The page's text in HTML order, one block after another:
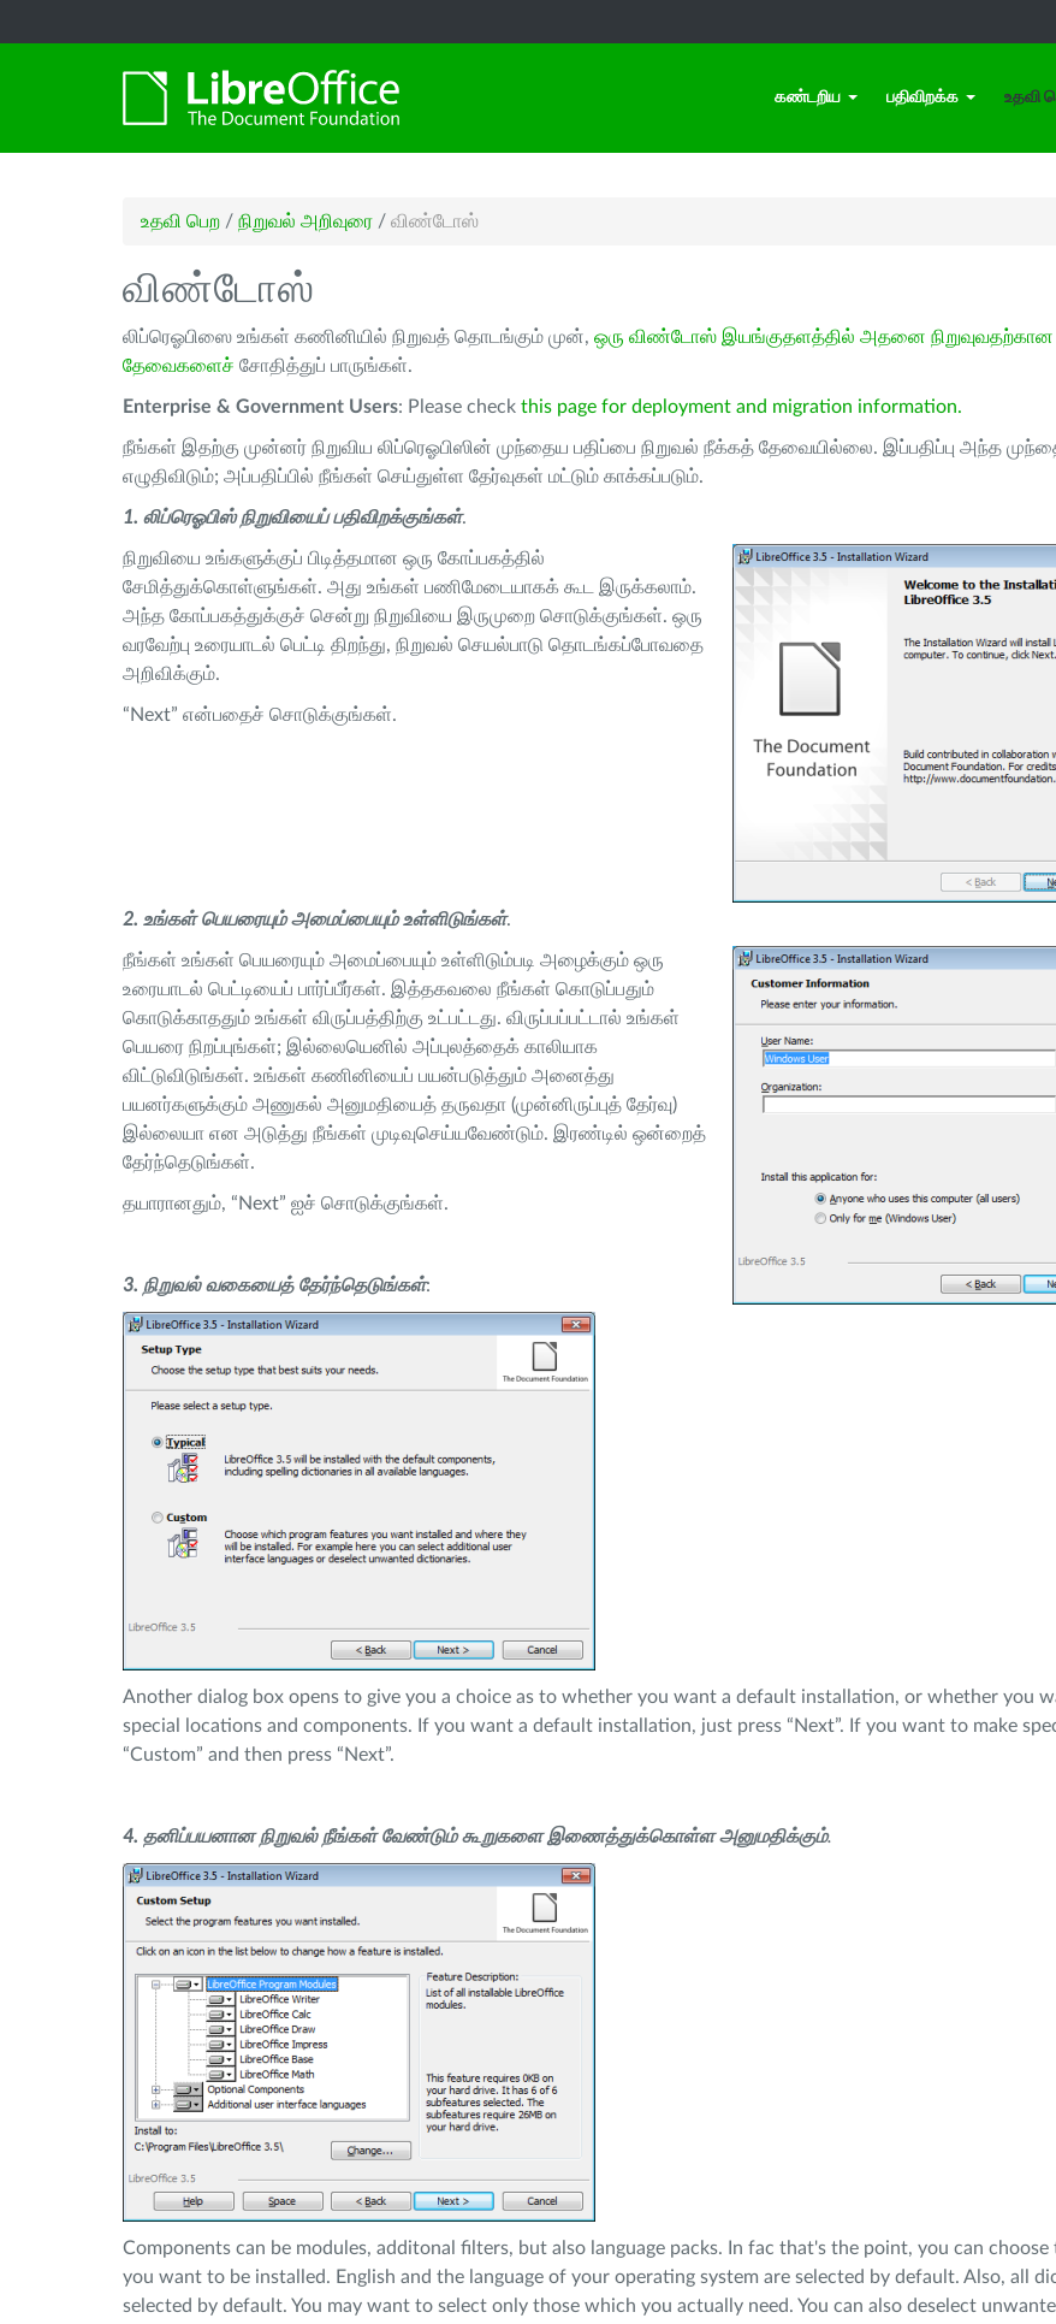
கண்டறிய பதிவிறக்க உதவி
உதவி பெற / நிறுவல் அறிவுரை / விண்டோஸ்
விண்டோஸ்
லிப்ரெஓபிஸை உங்கள் கணினியில் நிறுவத் தொடங்கும் முன், ஒரு விண்டோஸ் இயங்குதளத்தில் அதனை
தேவைகளைச் சோதித்துப் பாருங்கள்.
Enterprise & Government Users: Please check this page for deployment and migration information.
நீங்கள் இதற்கு முன்னர் நிறுவிய லிப்ரெஓபிஸின் முந்தைய பதிப்பை நிறுவல் நீக்கத் தேவையில்லை. இப்பதிப்பு அந்த
எழுதிவிடும்; அப்பதிப்பில் நீங்கள் செய்துள்ள தேர்வுகள் மட்டும் காக்கப்படும்.
1. லிப்ரெஓபிஸ் நிறுவியைப் பதிவிறக்குங்கள்.
நிறுவியை உங்களுக்குப் பிடித்தமான ஒரு கோப்பகத்தில்
சேமித்துக்கொள்ளுங்கள். அது உங்கள் பணிமேடையாகக் கூட இருக்கலாம்.
அந்த கோப்பகத்துக்குச் சென்று நிறுவியை இருமுறை சொடுக்குங்கள். ஒரு
வரவேற்பு உரையாடல் பெட்டி திறந்து, நிறுவல் செயல்பாடு தொடங்கப்போவதை
அறிவிக்கும்.
“Next” என்பதைச் சொடுக்குங்கள்.
2. உங்கள் பெயரையும் அமைப்பையும் உள்ளிடுங்கள்.
நீங்கள் உங்கள் பெயரையும் அமைப்பையும் உள்ளிடும்படி அழைக்கும் ஒரு
உரையாடல் பெட்டியைப் பார்ப்பீர்கள். இத்தகவலை நீங்கள் கொடுப்பதும்
கொடுக்காததும் உங்கள் விருப்பத்திற்கு உட்பட்டது. விருப்பப்பட்டால் உங்கள்
பெயரை நிறப்புங்கள்; இல்லையெனில் அப்புலத்தைக் காலியாக
விட்டுவிடுங்கள். உங்கள் கணினியைப் பயன்படுத்தும் அனைத்து
பயனர்களுக்கும் அணுகல் அனுமதியைத் தருவதா (முன்னிருப்புத் தேர்வு)
இல்லையா என அடுத்து நீங்கள் முடிவுசெய்யவேண்டும். இரண்டில் ஒன்றைத்
தேர்ந்தெடுங்கள்.
தயாரானதும், “Next” ஐச் சொடுக்குங்கள்.
3. நிறுவல் வகையைத் தேர்ந்தெடுங்கள்:
Another dialog box opens to give you a choice as to whether you want a default installation, or whether you
special locations and components. If you want a default installation, just press “Next”. If you want to make
“Custom” and then press “Next”.
4. தனிப்பயனான நிறுவல் நீங்கள் வேண்டும் கூறுகளை இணைத்துக்கொள்ள அனுமதிக்கும்.
Components can be modules, additonal filters, but also language packs. In fac that's the point, you can choose
you want to be installed. English and the language of your operating system are selected by default. Also, all
selected by default. You may want to select only those which you actually need. You can also deselect